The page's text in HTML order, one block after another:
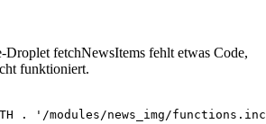
fetchNewsItems fehlt etwas Code,
funktioniert.
. '/modules/news_img/